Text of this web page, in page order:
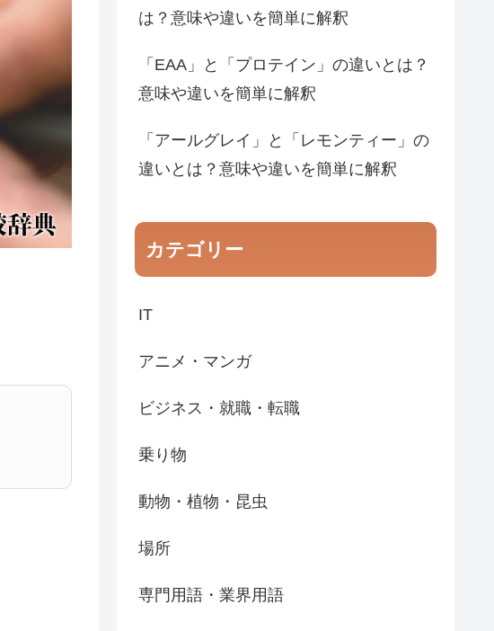
は？意味や違いを簡単に解釈
「EAA」と「プロテイン」の違いとは？
意味や違いを簡単に解釈
「アールグレイ」と「レモンティー」の
違いとは？意味や違いを簡単に解釈
カテゴリー
IT
アニメ・マンガ
ビジネス・就職・転職
乗り物
動物・植物・昆虫
場所
専門用語・業界用語